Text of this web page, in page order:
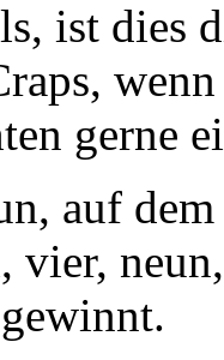
ist dies
gerne
auf
vier,